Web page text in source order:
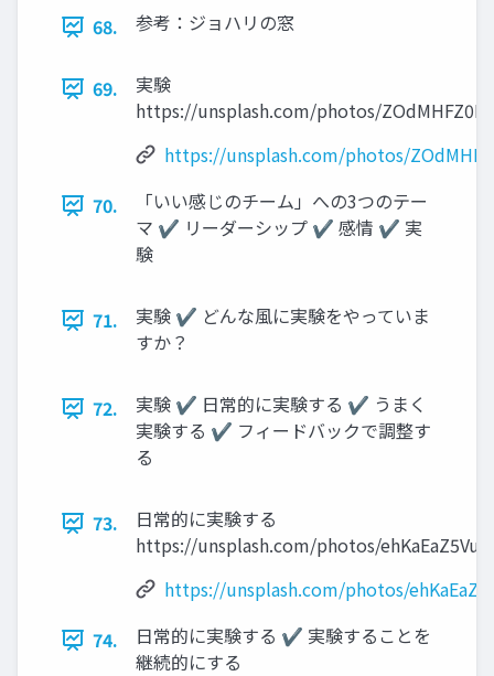
68. 参考：ジョハリの窓
69.
実験
https://unsplash.com/photos/
https://unsplash.com/photos/
70.
「いい感じのチーム」への3つのテー
マ ✔ リーダーシップ ✔ 感情 ✔ 実
験
71.
実験 ✔ どんな風に実験をやっていま
すか？
72.
実験 ✔ 日常的に実験する ✔ うまく
実験する ✔ フィードバックで調整す
る
73.
日常的に実験する
https://unsplash.com/photos/ehKaEaZ5VuU
https://unsplash.com/photos/
74.
日常的に実験する ✔ 実験することを
継続的にする